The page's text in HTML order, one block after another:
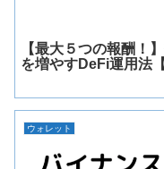
【最大５つの報酬！
を増やすDeFi運用法
ウォレット